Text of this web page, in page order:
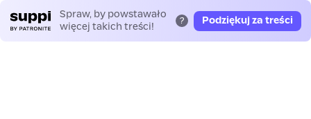
Spraw, by powstawało
więcej takich treści!
? Podziękuj za treści